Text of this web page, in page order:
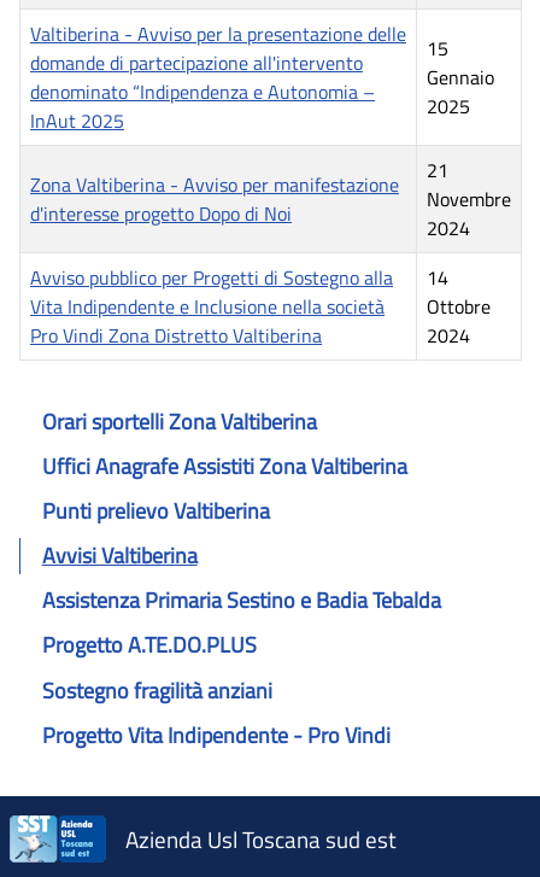
Orari sportelli Zona Valtiberina
Uffici Anagrafe Assistiti Zona Valtiberina
Punti prelievo Valtiberina
Avvisi Valtiberina
Assistenza Primaria Sestino e Badia Tebalda
Progetto A.TE.DO.PLUS
Sostegno fragilità anziani
Progetto Vita Indipendente - Pro Vindi
Valtiberina - Avviso per la presentazione delle
domande di partecipazione all'intervento
denominato “Indipendenza e Autonomia –
InAut 2025
15
Gennaio
2025
Zona Valtiberina - Avviso per manifestazione
d'interesse progetto Dopo di Noi
21
Novembre
2024
Avviso pubblico per Progetti di Sostegno alla
Vita Indipendente e Inclusione nella società
Pro Vindi Zona Distretto Valtiberina
14
Ottobre
2024
Azienda Usl Toscana sud est